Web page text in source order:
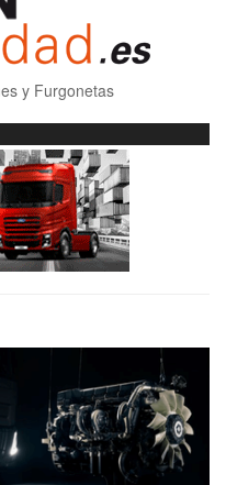
y Furgonetas